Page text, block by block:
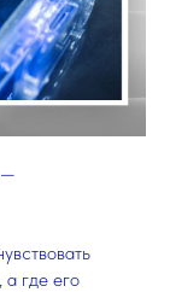
—
а где его